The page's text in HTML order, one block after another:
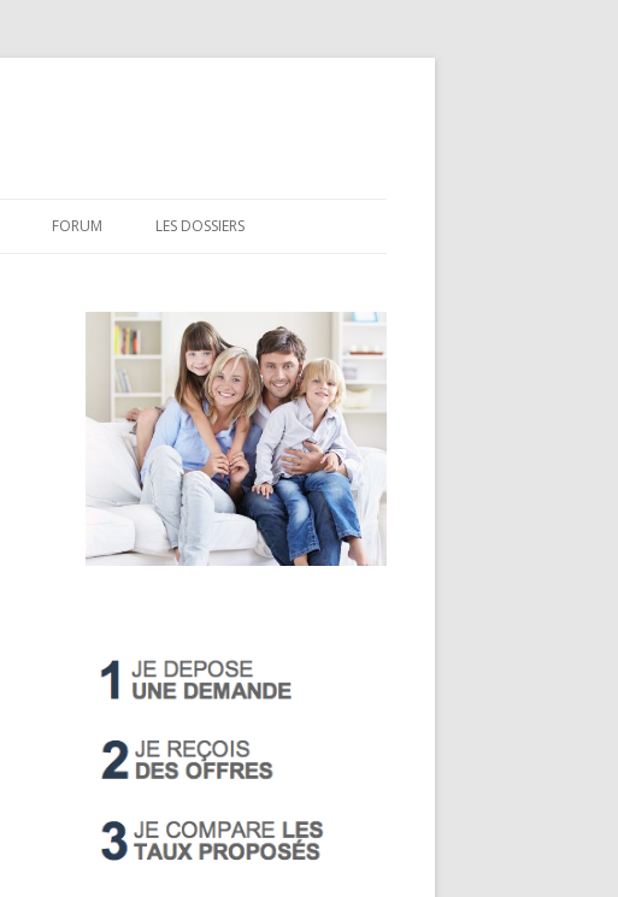
FORUM LES DOSSIERS
CODEVI
COMPTE À TERME
CSL
LDD
LEP
PEL
PERP